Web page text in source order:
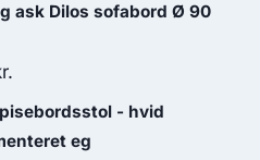
ask Dilos sofabord Ø 90
- hvid
eg